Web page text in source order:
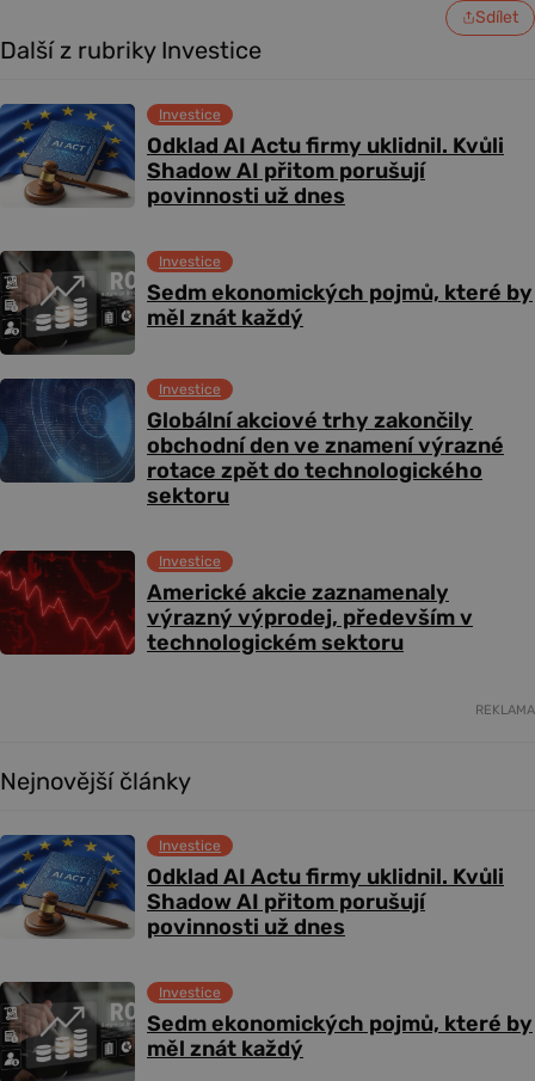
Sdílet
Další z rubriky Investice
Odklad AI Actu firmy uklidnil. Kvůli
Shadow AI přitom porušují
povinnosti už dnes
Investice
Sedm ekonomických pojmů, které by
měl znát každý
Investice
Globální akciové trhy zakončily
obchodní den ve znamení výrazné
rotace zpět do technologického
sektoru
Investice
Americké akcie zaznamenaly
výrazný výprodej, především v
technologickém sektoru
Investice
REKLAMA
Nejnovější články
Odklad AI Actu firmy uklidnil. Kvůli
Shadow AI přitom porušují
povinnosti už dnes
Investice
Sedm ekonomických pojmů, které by
měl znát každý
Investice